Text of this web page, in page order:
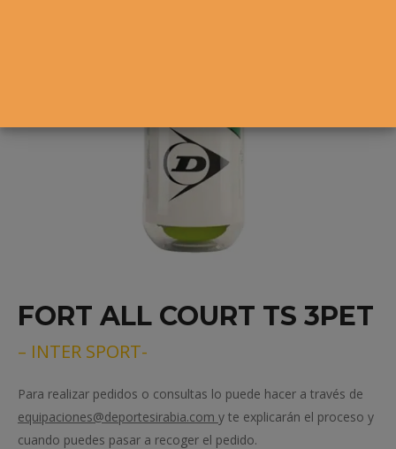
FORT ALL COURT TS 3PET
– INTER SPORT-
Para realizar pedidos o consultas lo puede hacer a través de
equipaciones@deportesirabia.com y te explicarán el proceso y
cuando puedes pasar a recoger el pedido.